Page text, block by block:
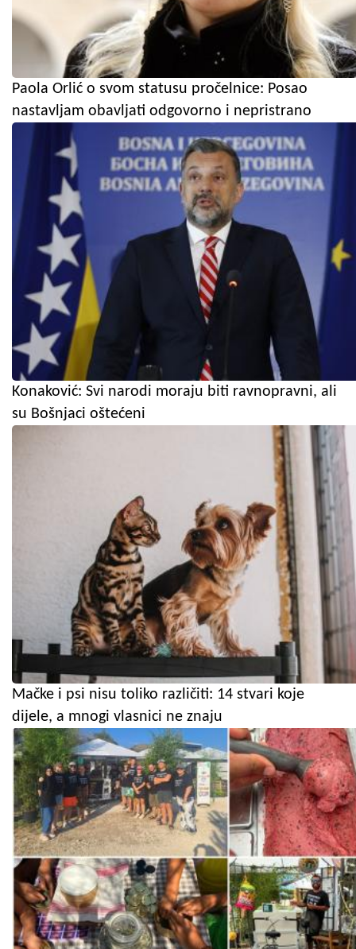
Paola Orlić o svom statusu pročelnice: Posao
nastavljam obavljati odgovorno i nepristrano
Konaković: Svi narodi moraju biti ravnopravni, ali
su Bošnjaci oštećeni
Mačke i psi nisu toliko različiti: 14 stvari koje
dijele, a mnogi vlasnici ne znaju